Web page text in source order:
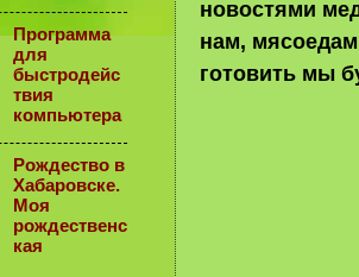
новостями
нам,
готовить мы
Программа
для
быстродейс
твия
компьютера
Рождество в
Хабаровске.
Моя
рождественс
кая